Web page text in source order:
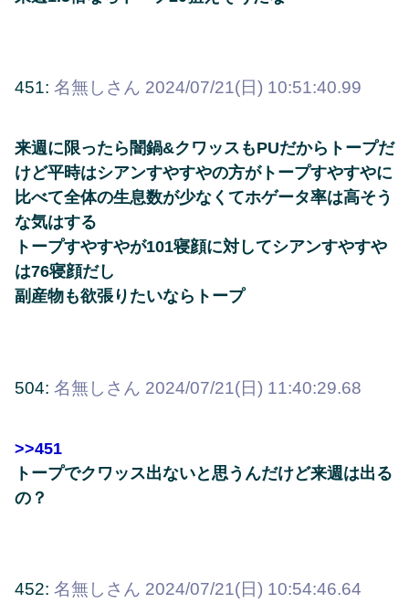
451: 名無しさん 2024/07/21(日) 10:51:40.99
来週に限ったら闇鍋&クワッスもPUだからトープだ
けど平時はシアンすやすやの方がトープすやすやに
比べて全体の生息数が少なくてホゲータ率は高そう
な気はする
トープすやすやが101寝顔に対してシアンすやすや
は76寝顔だし
副産物も欲張りたいならトープ
504: 名無しさん 2024/07/21(日) 11:40:29.68
>>451
トープでクワッス出ないと思うんだけど来週は出る
の？
452: 名無しさん 2024/07/21(日) 10:54:46.64